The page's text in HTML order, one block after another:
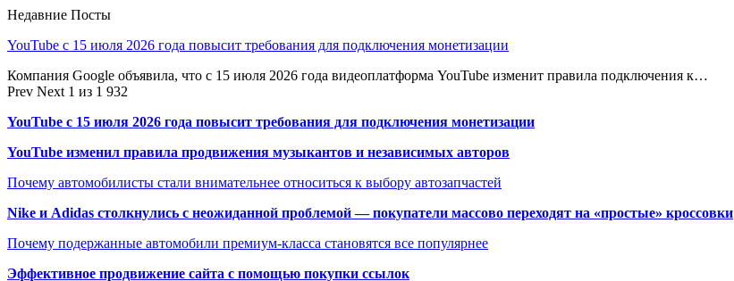
Недавние Посты
YouTube с 15 июля 2026 года повысит требования для подключения монетизации
Компания Google объявила, что с 15 июля 2026 года видеоплатформа YouTube изменит правила подключения к…
Prev Next 1 из 1 932
YouTube с 15 июля 2026 года повысит требования для подключения монетизации
YouTube изменил правила продвижения музыкантов и независимых авторов
Почему автомобилисты стали внимательнее относиться к выбору автозапчастей
Nike и Adidas столкнулись с неожиданной проблемой — покупатели массово переходят на «простые» кроссовки
Почему подержанные автомобили премиум-класса становятся все популярнее
Эффективное продвижение сайта с помощью покупки ссылок